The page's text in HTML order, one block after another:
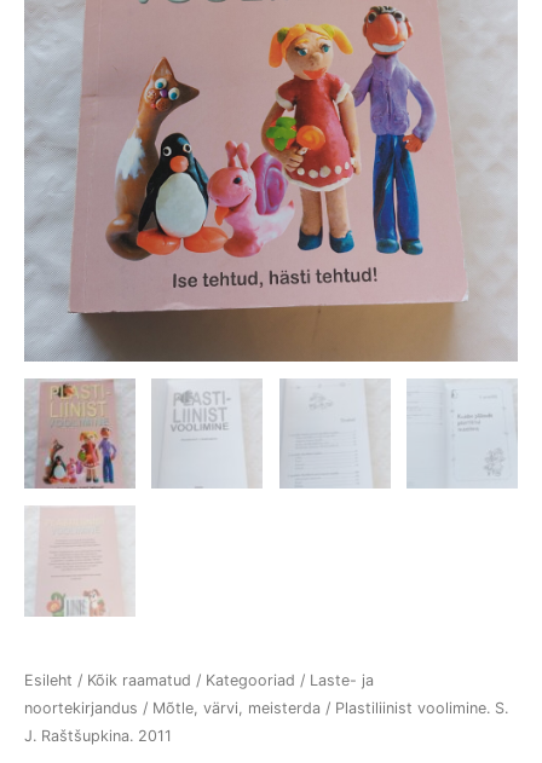
Esileht / Kõik raamatud / Kategooriad / Laste- ja
noortekirjandus / Mõtle, värvi, meisterda / Plastiliinist voolimine. S.
J. Raštšupkina. 2011